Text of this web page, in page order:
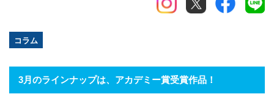
コラム
3月のラインナップは、アカデミー賞受賞作品！